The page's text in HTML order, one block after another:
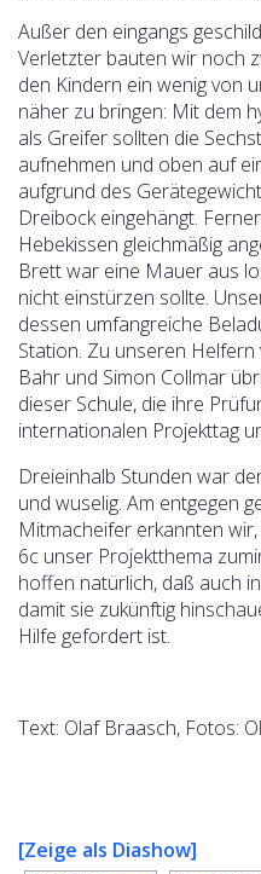
Außer den eingangs
Verletzter bauten wir noch
den Kindern ein wenig von
näher zu bringen: Mit dem
als Greifer sollten die
aufnehmen und oben auf
aufgrund des
Dreibock eingehängt.
Hebekissen gleichmäßig
Brett war eine Mauer aus
nicht einstürzen sollte.
dessen umfangreiche
Station. Zu unseren
Bahr und Simon Collmar
dieser Schule, die ihre
internationalen Projekttag
Dreieinhalb Stunden war
und wuselig. Am entgegen
Mitmacheifer erkannten
6c unser Projektthema
hoffen natürlich, daß auch
damit sie zukünftig
Hilfe gefordert ist.
Text: Olaf Braasch, Fotos:
[Zeige als Diashow]